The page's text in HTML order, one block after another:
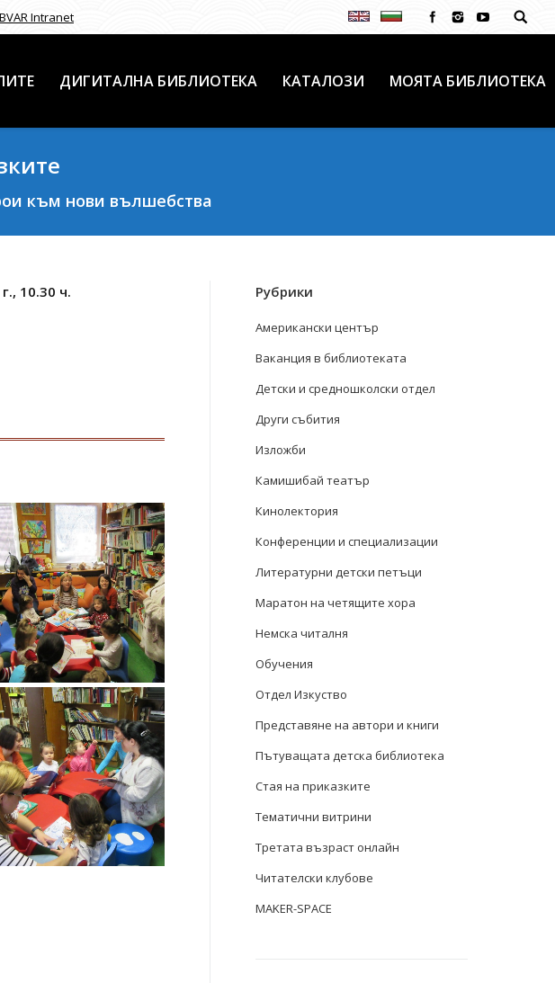
Intranet
ДИГИТАЛНА БИБЛИОТЕКА КАТАЛОЗИ МОЯТА БИБЛИОТЕКА
към нови вълшебства
10.30 ч.
Рубрики
Американски център
Ваканция в библиотеката
Детски и средношколски отдел
Други събития
Изложби
Камишибай театър
Кинолектория
Конференции и специализации
Литературни детски петъци
Маратон на четящите хора
Немска читалня
Обучения
Отдел Изкуство
Представяне на автори и книги
Пътуващата детска библиотека
Стая на приказките
Тематични витрини
Третата възраст онлайн
Читателски клубове
MAKER-SPACE